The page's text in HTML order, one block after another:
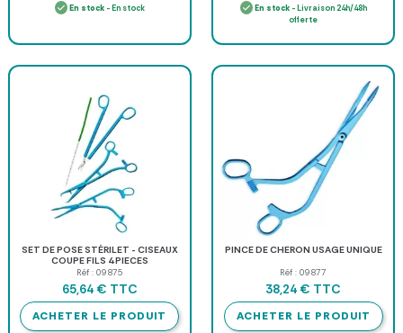
En stock- En stock En stock- Livraison 24h/48h
offerte
SET DE POSE STÉRILET - CISEAUX
COUPE FILS 4 PIECES
Réf : 09875
65,64 € TTC
ACHETER LE PRODUIT
PINCE DE CHERON USAGE UNIQUE
Réf : 09877
38,24 € TTC
ACHETER LE PRODUIT